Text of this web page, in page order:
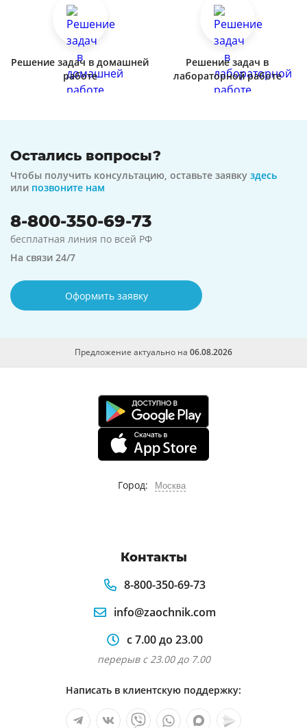
Решение задач в домашней
работе
Решение задач в
лабораторной работе
Остались вопросы?
Чтобы получить консультацию, оставьте заявку здесь
или позвоните нам
8-800-350-69-73
бесплатная линия по всей РФ
На связи 24/7
Оформить заявку
Предложение актуально на 06.08.2026
Город: Москва
Контакты
8-800-350-69-73
info@zaochnik.com
с 7.00 до 23.00
перерыв с 23.00 до 7.00
Написать в клиентскую поддержку: